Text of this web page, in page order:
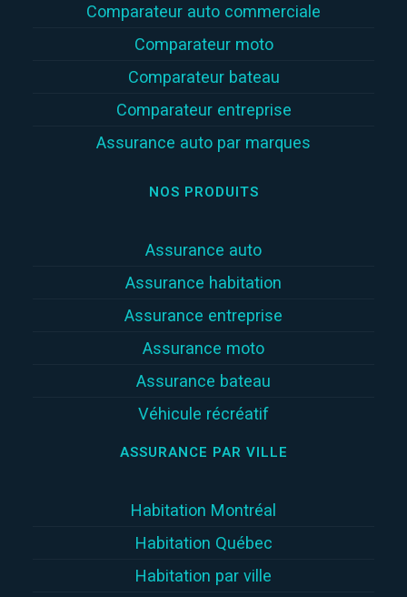
Comparateur auto commerciale
Comparateur moto
Comparateur bateau
Comparateur entreprise
Assurance auto par marques
NOS PRODUITS
Assurance auto
Assurance habitation
Assurance entreprise
Assurance moto
Assurance bateau
Véhicule récréatif
ASSURANCE PAR VILLE
Habitation Montréal
Habitation Québec
Habitation par ville